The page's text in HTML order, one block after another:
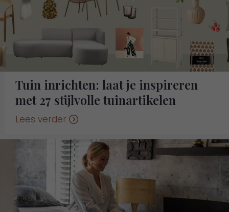
Tuin inrichten: laat je inspireren
met 27 stijlvolle tuinartikelen
Lees verder